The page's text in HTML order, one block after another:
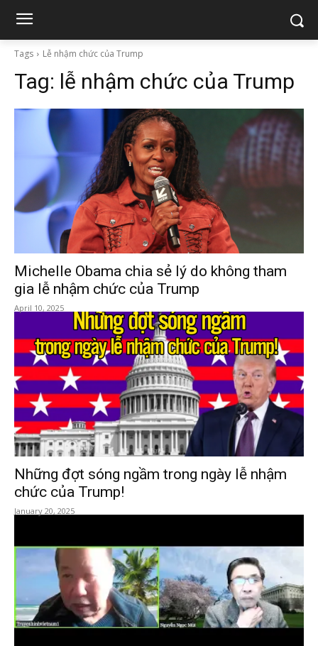
Tags Lễ nhậm chức của Trump
Tag: lễ nhậm chức của Trump
Michelle Obama chia sẻ lý do không tham
gia lễ nhậm chức của Trump
April 10, 2025
Những đợt sóng ngầm trong ngày lễ nhậm
chức của Trump!
January 20, 2025